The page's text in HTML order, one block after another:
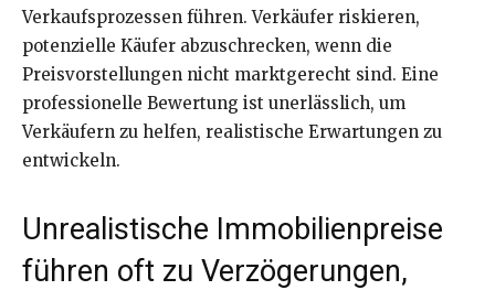
Verkaufsprozessen führen. Verkäufer riskieren,
potenzielle Käufer abzuschrecken, wenn die
Preisvorstellungen nicht marktgerecht sind. Eine
professionelle Bewertung ist unerlässlich, um
Verkäufern zu helfen, realistische Erwartungen zu
entwickeln.
Unrealistische Immobilienpreise
führen oft zu Verzögerungen,